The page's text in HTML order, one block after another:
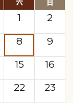
六 日
1
2
8
9
15
16
22
23